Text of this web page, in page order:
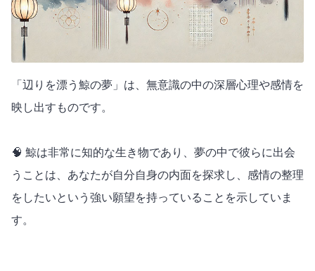
「辺りを漂う鯨の夢」は、無意識の中の深層心理や感情を
映し出すものです。
🧠 鯨は非常に知的な生き物であり、夢の中で彼らに出会
うことは、あなたが自分自身の内面を探求し、感情の整理
をしたいという強い願望を持っていることを示していま
す。